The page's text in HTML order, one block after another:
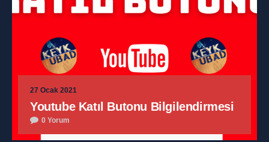
27 Ocak 2021
Youtube Katıl Butonu Bilgilendirmesi
0 Yorum